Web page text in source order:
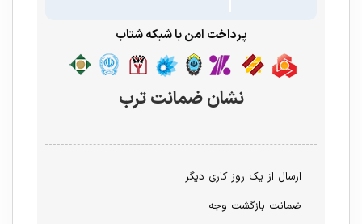
پرداخت امن با شبکه شتاب
نشان ضمانت ترب
ارسال از یک روز کاری دیگر
ضمانت بازگشت وجه